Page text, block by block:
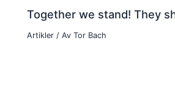
Together we stand! They
Artikler / Av Tor Bach